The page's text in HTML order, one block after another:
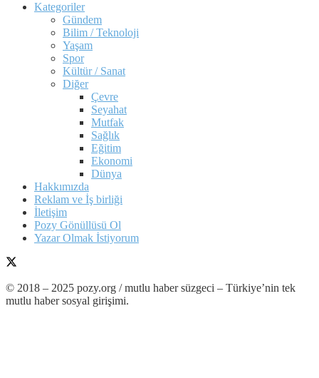
Kategoriler
Gündem
Bilim / Teknoloji
Yaşam
Spor
Kültür / Sanat
Diğer
Çevre
Seyahat
Mutfak
Sağlık
Eğitim
Ekonomi
Dünya
Hakkımızda
Reklam ve İş birliği
İletişim
Pozy Gönüllüsü Ol
Yazar Olmak İstiyorum
© 2018 – 2025 pozy.org / mutlu haber süzgeci – Türkiye’nin tek
mutlu haber sosyal girişimi.